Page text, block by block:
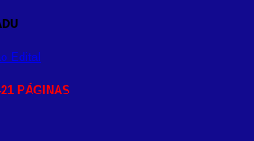
Edital
PÁGINAS